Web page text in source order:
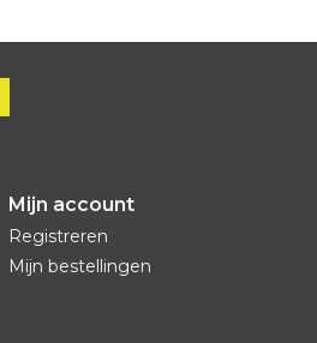
Mijn account
Registreren
Mijn bestellingen